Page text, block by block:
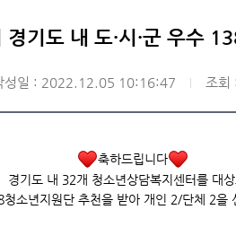
기도 내 도·시·군 우수
성일 : 2022.12.05 10:16:47 조
축하드립니다
경기도 내 32개 청소년상담복지센터를 대
소년지원단 추천을 받아 개인 2/단체 2을